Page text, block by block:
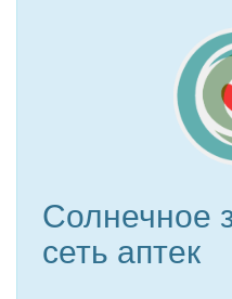
Солнечное
сеть аптек